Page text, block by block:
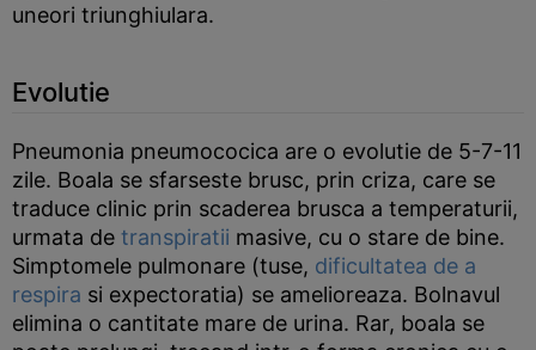
uneori triunghiulara.
Evolutie
Pneumonia pneumococica are o evolutie de 5-7-11
zile. Boala se sfarseste brusc, prin criza, care se
traduce clinic prin scaderea brusca a temperaturii,
urmata de transpiratii masive, cu o stare de bine.
Simptomele pulmonare (tuse, dificultatea de a
respira si expectoratia) se amelioreaza. Bolnavul
elimina o cantitate mare de urina. Rar, boala se